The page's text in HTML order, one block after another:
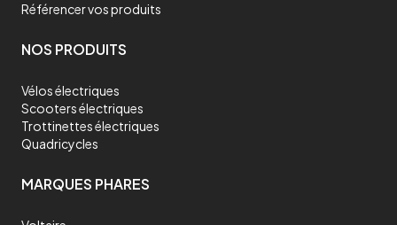
Référencer vos produits
NOS PRODUITS
Vélos électriques
Scooters électriques
Trottinettes électriques
Quadricycles
MARQUES PHARES